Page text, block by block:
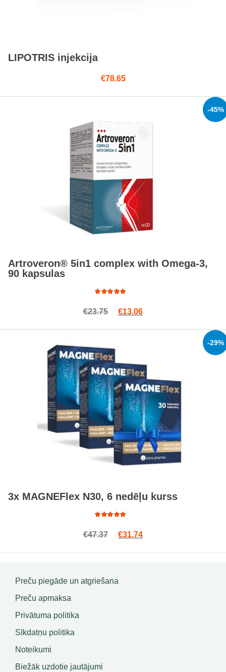
LIPOTRIS injekcija
€78.65
-45%
Artroveron® 5in1 complex with Omega-3,
90 kapsulas
4.89
out
€23.75 Original price was: €23.75.
€13.06Current price is:
-29%
3x MAGNEFlex N30, 6 nedēļu kurss
4.71
out
€47.37 Original price was: €47.37.
€31.74Current price is:
Preču piegāde un atgriešana
Preču apmaksa
Privātuma politika
Sīkdatņu politika
Noteikumi
Biežāk uzdotie jautājumi